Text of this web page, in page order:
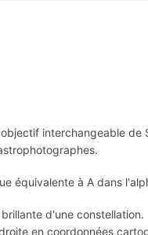
interchangeable
équivalente à A dans
d'une constellation.
en coordonnées